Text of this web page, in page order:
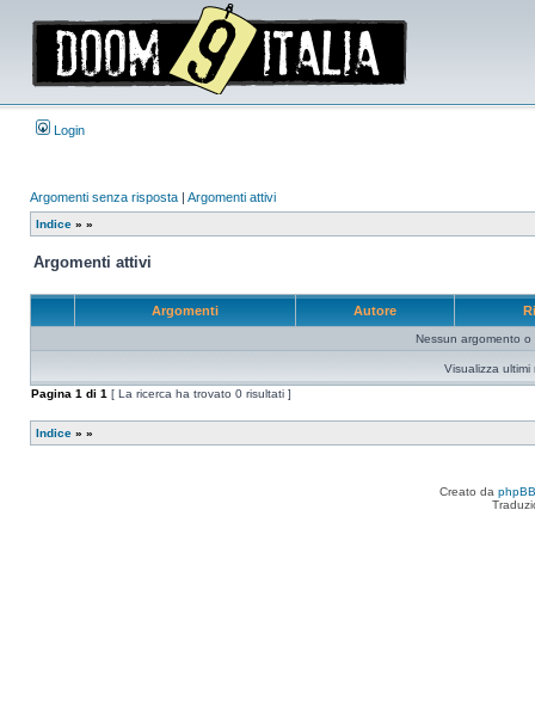
Login
Argomenti senza risposta | Argomenti attivi
Indice » »
Argomenti attivi
Argomenti Autore
Nessun argomento o
Visualizza ultimi
Pagina 1 di 1 [ La ricerca ha trovato 0 risultati ]
Indice » »
Creato da phpBB